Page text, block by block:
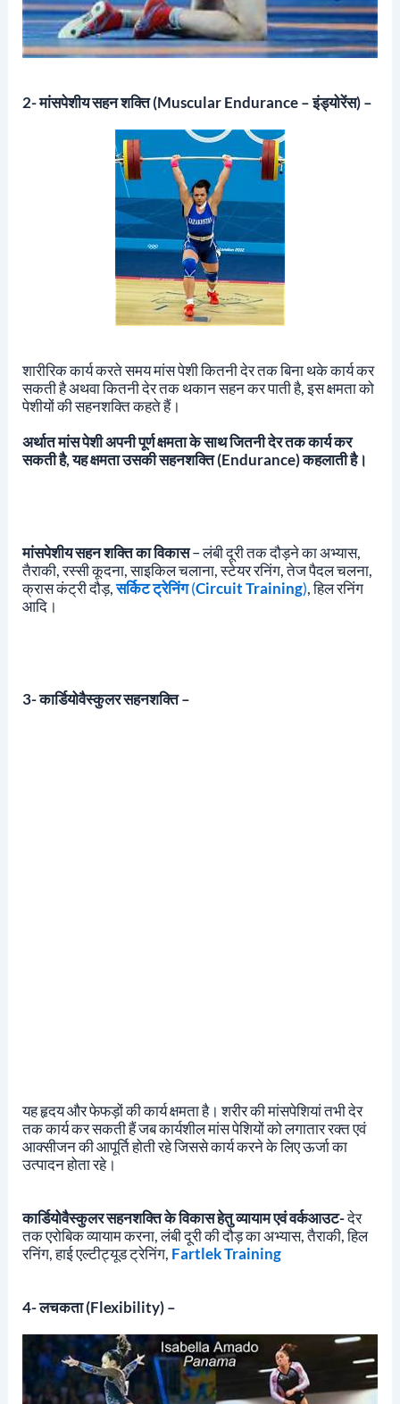
2-मांसपेशीयसहन शक्ति (muscular Endurance – इंड्योरेंस) –
शारीरिक कार्य करते समय मांस पेशी कितनी देर तक बिना थके कार्य कर
सकती है अथवा कितनी देर तक थकान सहन कर पाती है, इस क्षमता को
पेशीयों की सहनशक्ति कहते हैं।
अर्थात मांस पेशी अपनी पूर्ण क्षमता के साथ जितनी देर तक कार्य कर
सकती है, यह क्षमता उसकी सहनशक्ति (endurance) कहलाती है।
मांसपेशीय सहन शक्ति का विकास– लंबी दूरी तक दौड़ने का अभ्यास,
तैराकी, रस्सी कूदना, साइकिल चलाना, स्टेयर रनिंग, तेज पैदल चलना,
क्रास कंट्री दौड़,सर्किट ट्रेनिंग(Circuit Training), हिल रनिंग
आदि।
3- कार्डियोवैस्कुलर सहनशक्ति –
यह हृदय और फेफड़ों की कार्य क्षमता है। शरीर की मांसपेशियां तभी देर
तक कार्य कर सकती हैं जब कार्यशील मांस पेशियों को लगातार रक्त एवं
आक्सीजन की आपूर्ति होती रहे जिससे कार्य करने के लिए ऊर्जा का
उत्पादन होता रहे।
कार्डियोवैस्कुलर सहनशक्ति के विकास हेतु व्यायाम एवं वर्कआउट-देर
तक एरोबिक व्यायाम करना, लंबी दूरी की दौड़ का अभ्यास, तैराकी, हिल
रनिंग, हाई एल्टीट्यूड ट्रेनिंग, Fartlek Training
4- लचकता (flexibility) –